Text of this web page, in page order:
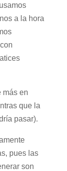
a la hora
más en
que la
pasar).
pues las
son